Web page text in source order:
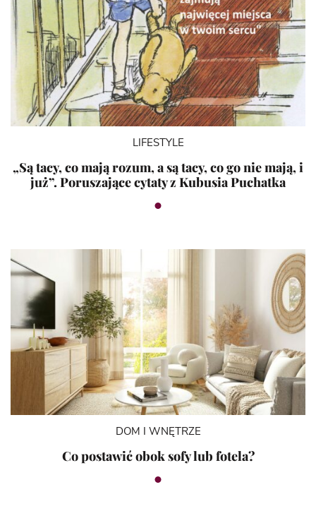
LIFESTYLE
„Są tacy, co mają rozum, a są tacy, co go nie mają, i
już”. Poruszające cytaty z Kubusia Puchatka
DOM I WNĘTRZE
Co postawić obok sofy lub fotela?